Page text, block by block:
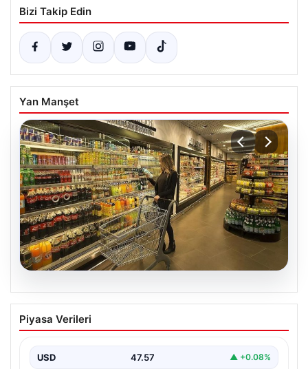
Bizi Takip Edin
Yan Manşet
Canlı:** FC Ararat Armenia – NK CM
Celje Maçını Takip Edin! Maç Ne Zaman
Yayınlanacak?
Piyasa Verileri
USD 47.57 ▲ +0.08%